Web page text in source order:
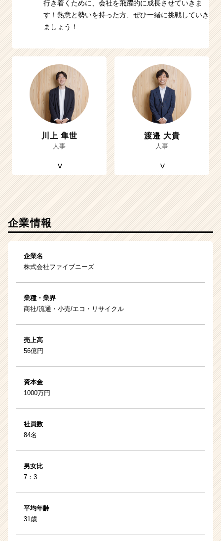
行き着くために、会社を飛躍的に成長させていきま
す！熱意と勢いを持った方、ぜひ一緒に挑戦していき
ましょう！
川上 隼世
人事
渡邉 大貴
人事
企業情報
企業名
株式会社ファイブニーズ
業種・業界
商社/流通・小売/エコ・リサイクル
売上高
56億円
資本金
1000万円
社員数
84名
男女比
7：3
平均年齢
31歳